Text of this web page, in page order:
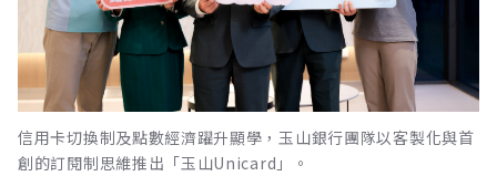
信用卡切換制及點數經濟躍升顯學，玉山銀行團隊以客製化與首
創的訂閱制思維推出「玉山Unicard」。